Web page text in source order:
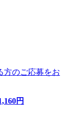
方のご応募をお
円